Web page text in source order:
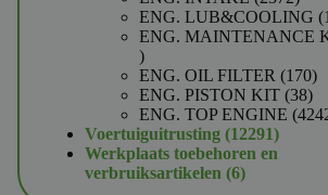
ENG. LUB&COOLING
ENG. MAINTENANCE
24
producten
ENG. OIL FILTER 170170
ENG. PISTON KIT 3838
ENG. TOP ENGINE
Voertuiguitrusting 1229112291
Werkplaats toebehoren en
verbruiksartikelen 66